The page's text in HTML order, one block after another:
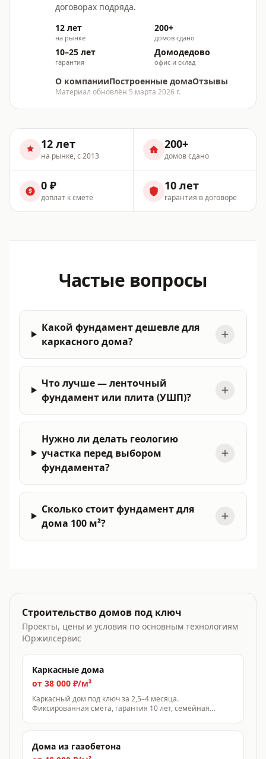
договорах подряда.
12 лет
на рынке
200+
домов сдано
10–25 лет
гарантия
Домодедово
офис и склад
О компанииПостроенные домаОтзывы
Материал обновлён 5 марта 2026 г.
12 лет
на рынке, с 2013
200+
домов сдано
0 ₽
доплат к смете
10 лет
гарантия в договоре
Частые вопросы
Какой фундамент дешевле для
каркасного дома?
Что лучше — ленточный
фундамент или плита (УШП)?
Нужно ли делать геологию
участка перед выбором
фундамента?
Сколько стоит фундамент для
дома 100 м²?
Строительство домов под ключ
Проекты, цены и условия по основным технологиям
Юржилсервис
Каркасные дома
от 38 000 ₽/м²
Каркасный дом под ключ за 2,5–4 месяца.
Фиксированная смета, гарантия 10 лет, семейная
Дома из газобетона